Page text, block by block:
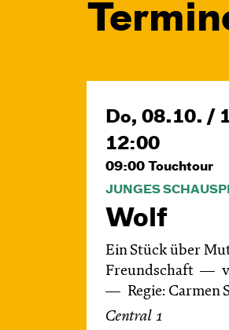
Do, 08.10. /
12:00
09:00 Touchtour
JUNGES
Wolf
Ein Stück über
Freundschaft
Regie: Carmen
Central 1